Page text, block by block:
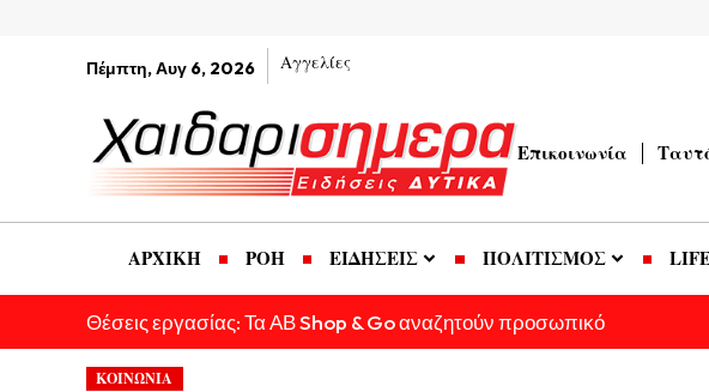
Πέμπτη, Αυγ 6, 2026 Αγγελίες
Επικοινωνία
ΑΡΧΙΚΗ ΡΟΗ ΕΙΔΗΣΕΙΣ ΠΟΛΙΤΙΣΜΟΣ
Θέσεις εργασίας: Τα ΑΒ Shop & Go αναζητούν προσωπικό
ΚΟΙΝΩΝΙΑ